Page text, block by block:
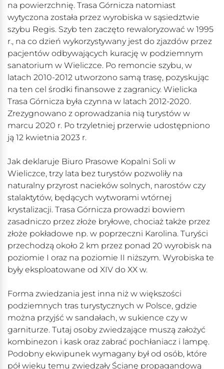
na powierzchnię. Trasa Górnicza natomiast
wytyczona została przez wyrobiska w sąsiedztwie
szybu Regis. Szyb ten zaczęto rewaloryzować w 1995
r., na co dzień wykorzystywany jest do zjazdów przez
pacjentów odbywających kurację w podziemnym
sanatorium w Wieliczce. Po remoncie szybu, w
latach 2010-2012 utworzono samą trasę, pozyskując
na ten cel środki finansowe z zagranicy. Wielicka
Trasa Górnicza była czynna w latach 2012-2020.
Zrezygnowano z oprowadzania nią turystów w
marcu 2020 r. Po trzyletniej przerwie udostępniono
ją 12 kwietnia 2023 r.
Jak deklaruje Biuro Prasowe Kopalni Soli w
Wieliczce, trzy lata bez turystów pozwoliły na
naturalny przyrost nacieków solnych, narostów czy
stalaktytów, będących wytworami wtórnej
krystalizacji. Trasa Górnicza prowadzi bowiem
zasadniczo przez złoże bryłowe, chociaż także przez
złoże pokładowe np. w poprzeczni Karolina. Turyści
przechodzą około 2 km przez ponad 20 wyrobisk na
poziomie I oraz na poziomie II niższym. Wyrobiska te
były eksploatowane od XIV do XX w.
Forma zwiedzania jest inna niż w większości
podziemnych tras turystycznych w Polsce, gdzie
można przyjść w sandałach, w sukience czy w
garniturze. Tutaj osoby zwiedzające muszą założyć
kombinezon i kask oraz zabrać pochłaniacz i lampę.
Podobny ekwipunek wymagany był od osób, które
pół wieku temu zwiedzały Ścianę propagandową